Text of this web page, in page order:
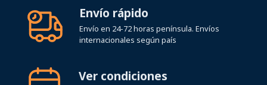
Envío rápido
Envío en 24-72 horas península. Envíos
internacionales según país
Ver condiciones